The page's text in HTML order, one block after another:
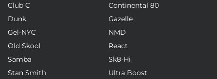
Club C
Continental 80
Dunk
Gazelle
Gel-NYC
NMD
Old Skool
React
Samba
Sk8-Hi
Stan Smith
Ultra Boost